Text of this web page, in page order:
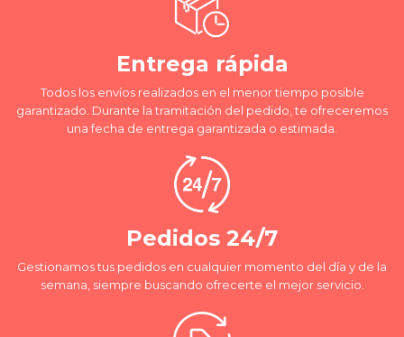
Entrega rápida
Todos los envíos realizados en el menor tiempo posible
garantizado. Durante la tramitación del pedido, te ofreceremos
una fecha de entrega garantizada o estimada.
Pedidos 24/7
Gestionamos tus pedidos en cualquier momento del día y de la
semana, siempre buscando ofrecerte el mejor servicio.